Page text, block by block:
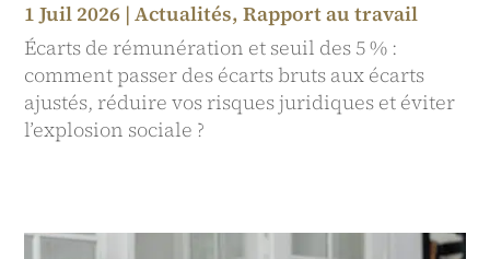
1 Juil 2026 |Actualités,Rapport au travail
Écarts de rémunération et seuil des 5 % :
comment passer des écarts bruts aux écarts
ajustés, réduire vos risques juridiques et éviter
l’explosion sociale ?